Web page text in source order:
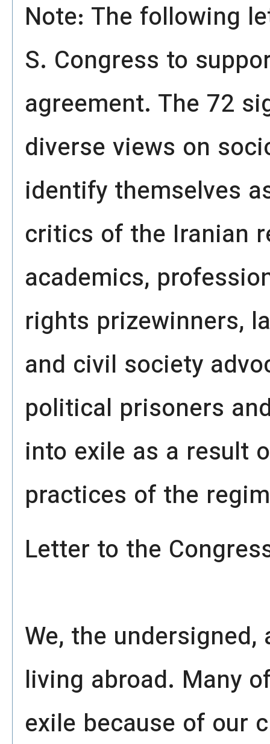
Note: The following
S. Congress to
agreement. The 72
diverse views on
identify themselves
critics of the Iranian
academics,
rights prizewinners,
and civil society
political prisoners
into exile as a result
practices of the
Letter to the
We, the
living abroad. Many
exile because of our